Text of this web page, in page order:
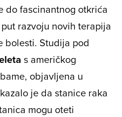
do fascinantnog otkrića
razvoju novih terapija
bolesti. Studija pod
s američkog
objavljena u
je da stanice raka
mogu oteti